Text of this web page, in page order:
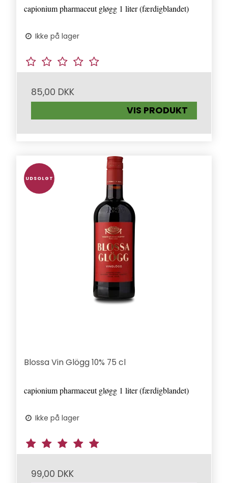
capionium pharmaceut gløgg 1 liter (færdigblandet)
Ikke på lager
85,00 DKK
VIS PRODUKT
UDSOLGT
Blossa Vin Glögg 10% 75 cl
capionium pharmaceut gløgg 1 liter (færdigblandet)
Ikke på lager
99,00 DKK